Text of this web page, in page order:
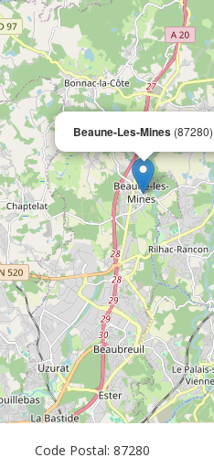
Beaune-Les-Mines (87280)
Code Postal: 87280